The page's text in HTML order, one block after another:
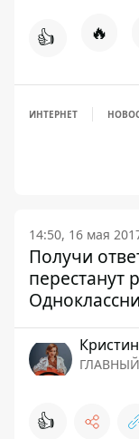
👍 🔥
ИНТЕРНЕТ
14:50, 16 мая
Получи
перестанут
👍